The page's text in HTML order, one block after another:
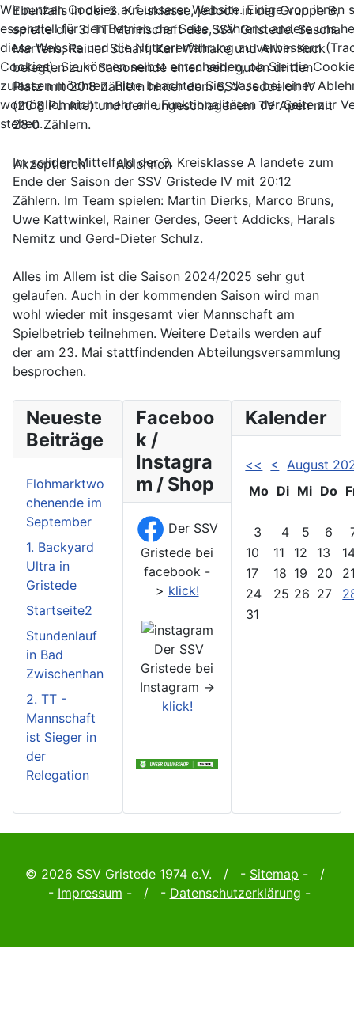
Ebenfalls in der 2. Kreisklasse, jedoch in der Gruppe B,
spielte die 3. TT Mannschaft des SSV Gristede. Sascha
Martens, Rainer Scharf, Karl Withake und Alwin Kuck
belegten zum Saisonende einen sehr guten dritten
Platz mit 20:8 Zählern hinter dem SSV Jeddeloh IV
(20:8 Punkte) und dem ungeschlagenem TV Apen mit
28:0 Zählern.
Im soliden Mittelfeld der 3. Kreisklasse A landete zum
Ende der Saison der SSV Gristede IV mit 20:12
Zählern. Im Team spielen: Martin Dierks, Marco Bruns,
Uwe Kattwinkel, Rainer Gerdes, Geert Addicks, Harals
Nemitz und Gerd-Dieter Schulz.
Alles im Allem ist die Saison 2024/2025 sehr gut
gelaufen. Auch in der kommenden Saison wird man
wohl wieder mit insgesamt vier Mannschaft am
Spielbetrieb teilnehmen. Weitere Details werden auf
der am 23. Mai stattfindenden Abteilungsversammlung
besprochen.
Neueste
Beiträge
Flohmarktwo
chenende im
September
1. Backyard
Ultra in
Gristede
Startseite2
Stundenlauf
in Bad
Zwischenhan
2. TT -
Mannschaft
ist Sieger in
der
Relegation
Faceboo
k /
Instagra
m / Shop
Der SSV
Gristede bei
facebook -
> klick!
Der SSV
Gristede bei
Instagram ->
klick!
Kalender
<< <
August
Mo Di Mi Do
3 4 5 6
10
11 12 13
17
18 19 20
24
25 26 27
31
© 2026 SSV Gristede 1974 e.V. / - Sitemap - /
- Impressum - / - Datenschutzerklärung -
Wir nutzen Cookies auf unserer Website. Einige von ihnen
essenziell für den Betrieb der Seite, während andere uns
diese Website und die Nutzererfahrung zu verbessern
Cookies). Sie können selbst entscheiden, ob Sie die
zulassen möchten. Bitte beachten Sie, dass bei einer
womöglich nicht mehr alle Funktionalitäten der Seite zur
stehen.
Akzeptieren Ablehnen